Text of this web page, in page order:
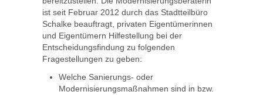
ist seit Februar 2012 durch das Stadtteilbüro
Schalke beauftragt, privaten Eigentümerinnen
und Eigentümern Hilfestellung bei der
Entscheidungsfindung zu folgenden
Fragestellungen zu geben:
Welche Sanierungs- oder
Modernisierungsmaßnahmen sind in bzw.